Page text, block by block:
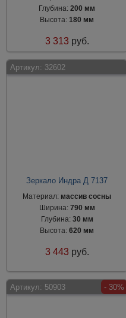
Глубина:200 мм
Высота:180 мм
3 313 руб.
Артикул: 32602
Зеркало Индра Д 7137
Материал: массив сосны
Ширина: 790 мм
Глубина: 30 мм
Высота:620 мм
3 443 руб.
Артикул: 50903 - 30%